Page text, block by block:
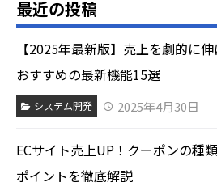
最近の投稿
【2025年最新版】売上を劇的に
おすすめの最新機能15選
システム開発 2025年4月30日
ECサイト売上UP！クーポンの種
ポイントを徹底解説